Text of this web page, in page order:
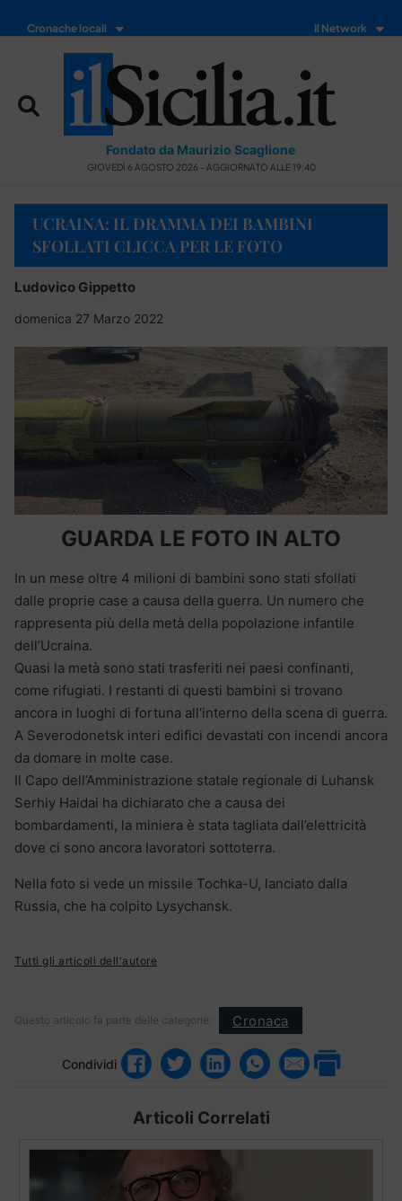
Cronache locali Il Network
Fondato da Maurizio Scaglione
GIOVEDÌ 6 AGOSTO 2026 - AGGIORNATO ALLE 19:40
UCRAINA: IL DRAMMA DEI BAMBINI
SFOLLATI CLICCA PER LE FOTO
Ludovico Gippetto
domenica 27 Marzo 2022
GUARDA LE FOTO IN ALTO
In un mese oltre 4 milioni di bambini sono stati sfollati
dalle proprie case a causa della guerra. Un numero che
rappresenta più della metà della popolazione infantile
dell’Ucraina.
Quasi la metà sono stati trasferiti nei paesi confinanti,
come rifugiati. I restanti di questi bambini si trovano
ancora in luoghi di fortuna all’interno della scena di guerra.
A Severodonetsk interi edifici devastati con incendi ancora
da domare in molte case.
Il Capo dell’Amministrazione statale regionale di Luhansk
Serhiy Haidai ha dichiarato che a causa dei
bombardamenti, la miniera è stata tagliata dall’elettricità
dove ci sono ancora lavoratori sottoterra.
Nella foto si vede un missile Tochka-U, lanciato dalla
Russia, che ha colpito Lysychansk.
Tutti gli articoli dell'autore
Questo articolo fa parte delle categorie: Cronaca
Condividi
Articoli Correlati